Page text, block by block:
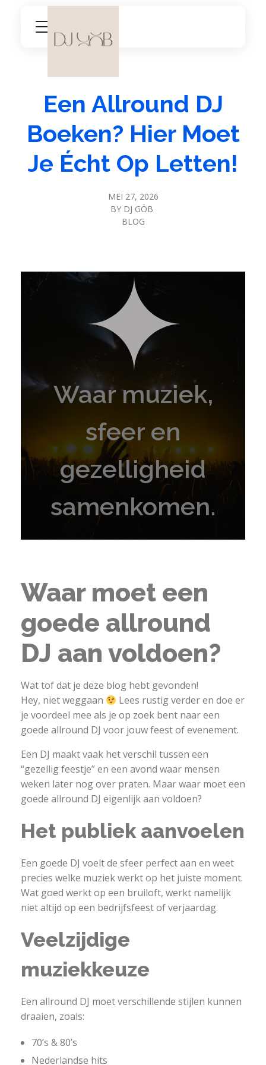
Een Allround DJ
Boeken? Hier Moet
Je Écht Op Letten!
MEI 27, 2026
BY DJ GÖB
BLOG
Waar muziek,
sfeer en
gezelligheid
samenkomen.
Waar moet een
goede allround
DJ aan voldoen?
Wat tof dat je deze blog hebt gevonden!
Hey, niet weggaan
Lees rustig verder en doe er
je voordeel mee als je op zoek bent naar een
goede allround DJ voor jouw feest of evenement.
Een DJ maakt vaak het verschil tussen een
“gezellig feestje” en een avond waar mensen
weken later nog over praten. Maar waar moet een
goede allround DJ eigenlijk aan voldoen?
Het publiek aanvoelen
Een goede DJ voelt de sfeer perfect aan en weet
precies welke muziek werkt op het juiste moment.
Wat goed werkt op een bruiloft, werkt namelijk
niet altijd op een bedrijfsfeest of verjaardag.
Veelzijdige
muziekkeuze
Een allround DJ moet verschillende stijlen kunnen
draaien, zoals:
70’s & 80’s
Nederlandse hits